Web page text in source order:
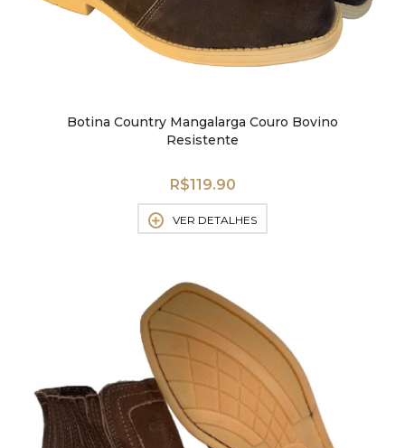
Botina Country Mangalarga Couro Bovino
Resistente
R$119.90
VER DETALHES